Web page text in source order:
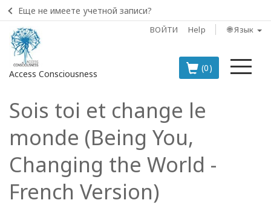
Еще не имеете учетной записи?
ВОЙТИ Help 🌐 Язык
Access Consciousness
(0)
Войти
в
свою
учетную
запись
BOOKS
Sois toi et change le
monde (Being You,
Changing the World -
French Version)